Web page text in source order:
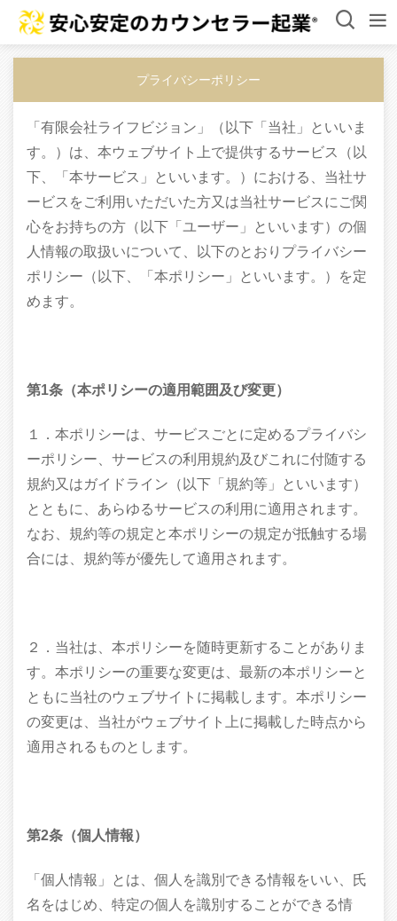
プライバシーポリシー
「有限会社ライフビジョン」（以下「当社」といいま
す。）は、本ウェブサイト上で提供するサービス（以
下、「本サービス」といいます。）における、当社サ
ービスをご利用いただいた方又は当社サービスにご関
心をお持ちの方（以下「ユーザー」といいます）の個
人情報の取扱いについて、以下のとおりプライバシー
ポリシー（以下、「本ポリシー」といいます。）を定
めます。
第1条（本ポリシーの適用範囲及び変更）
１．本ポリシーは、サービスごとに定めるプライバシ
ーポリシー、サービスの利用規約及びこれに付随する
規約又はガイドライン（以下「規約等」といいます）
とともに、あらゆるサービスの利用に適用されます。
なお、規約等の規定と本ポリシーの規定が抵触する場
合には、規約等が優先して適用されます。
２．当社は、本ポリシーを随時更新することがありま
す。本ポリシーの重要な変更は、最新の本ポリシーと
ともに当社のウェブサイトに掲載します。本ポリシー
の変更は、当社がウェブサイト上に掲載した時点から
適用されるものとします。
第2条（個人情報）
「個人情報」とは、個人を識別できる情報をいい、氏
名をはじめ、特定の個人を識別することができる情